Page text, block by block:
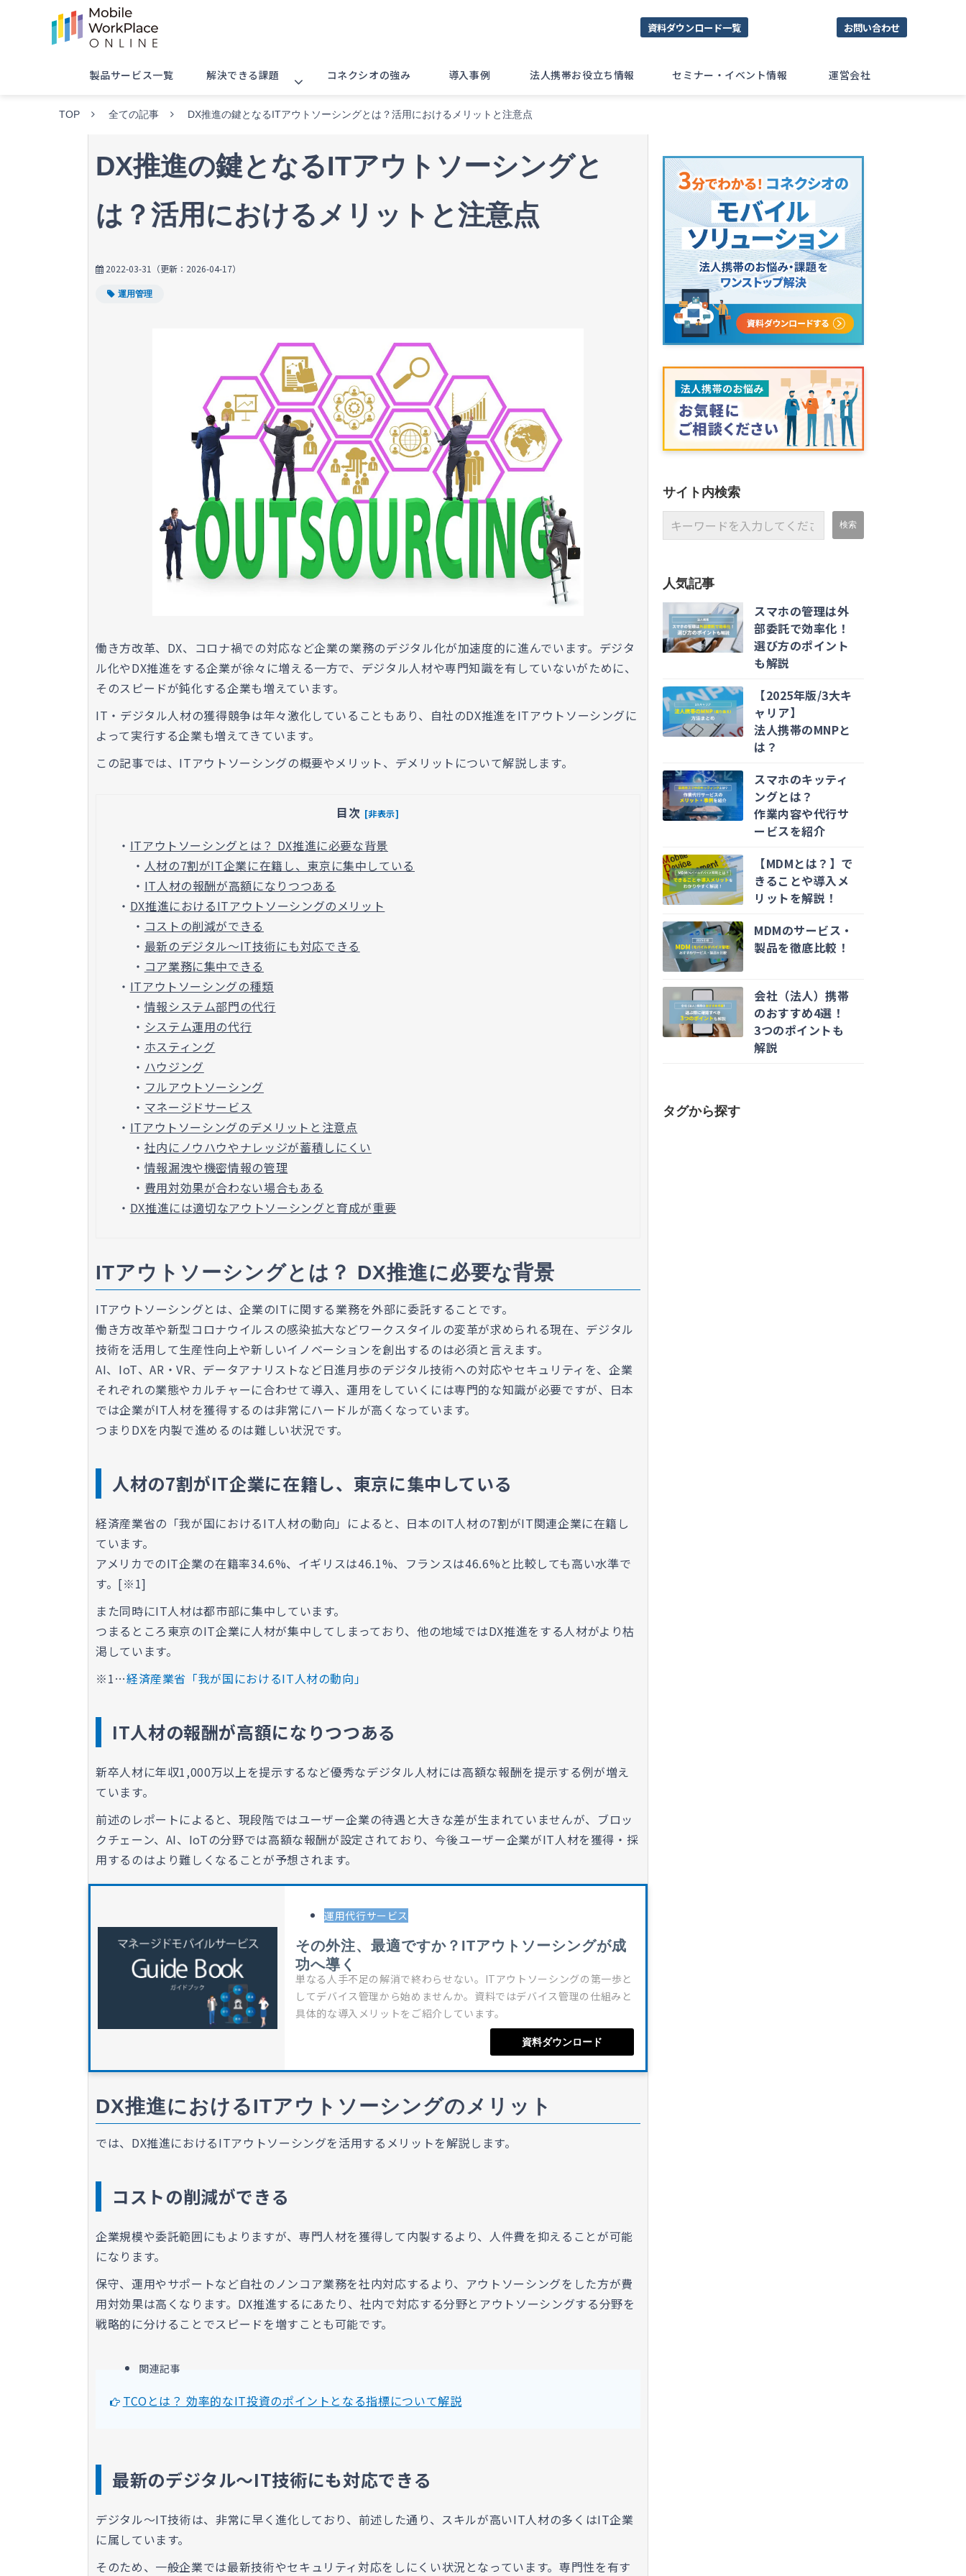
資料ダウンロード一覧 お問い合わせ
製品サービス一覧 解決できる課題 コネクシオの強み 導入事例 法人携帯お役立ち情報 セミナー・イベント情報 運営会社
TOP 全ての記事 DX推進の鍵となるITアウトソーシングとは？活用におけるメリットと注意点
DX推進の鍵となるITアウトソーシングと
は？活用におけるメリットと注意点
2022-03-31 （更新： 2026-04-17）
運用管理
働き方改革、DX、コロナ禍での対応など企業の業務のデジタル化が加速度的に進んでいます。デジタ
ル化やDX推進をする企業が徐々に増える一方で、デジタル人材や専門知識を有していないがために、
そのスピードが鈍化する企業も増えています。
IT・デジタル人材の獲得競争は年々激化していることもあり、自社のDX推進をITアウトソーシングに
よって実行する企業も増えてきています。
この記事では、ITアウトソーシングの概要やメリット、デメリットについて解説します。
目次 [非表示]
・ ITアウトソーシングとは？ DX推進に必要な背景
・ 人材の7割がIT企業に在籍し、東京に集中している
・ IT人材の報酬が高額になりつつある
・ DX推進におけるITアウトソーシングのメリット
・ コストの削減ができる
・ 最新のデジタル〜IT技術にも対応できる
・ コア業務に集中できる
・ ITアウトソーシングの種類
・ 情報システム部門の代行
・ システム運用の代行
・ ホスティング
・ ハウジング
・ フルアウトソーシング
・ マネージドサービス
・ ITアウトソーシングのデメリットと注意点
・ 社内にノウハウやナレッジが蓄積しにくい
・ 情報漏洩や機密情報の管理
・ 費用対効果が合わない場合もある
・ DX推進には適切なアウトソーシングと育成が重要
ITアウトソーシングとは？ DX推進に必要な背景
ITアウトソーシングとは、企業のITに関する業務を外部に委託することです。
働き方改革や新型コロナウイルスの感染拡大などワークスタイルの変革が求められる現在、デジタル
技術を活用して生産性向上や新しいイノベーションを創出するのは必須と言えます。
AI、IoT、AR・VR、データアナリストなど日進月歩のデジタル技術への対応やセキュリティを、企業
それぞれの業態やカルチャーに合わせて導入、運用をしていくには専門的な知識が必要ですが、日本
では企業がIT人材を獲得するのは非常にハードルが高くなっています。
つまりDXを内製で進めるのは難しい状況です。
人材の7割がIT企業に在籍し、東京に集中している
経済産業省の「我が国におけるIT人材の動向」によると、日本のIT人材の7割がIT関連企業に在籍し
ています。
アメリカでのIT企業の在籍率34.6%、イギリスは46.1%、フランスは46.6%と比較しても高い水準で
す。[※1]
また同時にIT人材は都市部に集中しています。
つまるところ東京のIT企業に人材が集中してしまっており、他の地域ではDX推進をする人材がより枯
渇しています。
※1…経済産業省「我が国におけるIT人材の動向」
IT人材の報酬が高額になりつつある
新卒人材に年収1,000万以上を提示するなど優秀なデジタル人材には高額な報酬を提示する例が増え
ています。
前述のレポートによると、現段階ではユーザー企業の待遇と大きな差が生まれていませんが、ブロッ
クチェーン、AI、IoTの分野では高額な報酬が設定されており、今後ユーザー企業がIT人材を獲得・採
用するのはより難しくなることが予想されます。
運用代行サービス
その外注、最適ですか？ITアウトソーシングが成
功へ導く
単なる人手不足の解消で終わらせない。ITアウトソーシングの第一歩と
してデバイス管理から始めませんか。資料ではデバイス管理の仕組みと
具体的な導入メリットをご紹介しています。
資料ダウンロード
DX推進におけるITアウトソーシングのメリット
では、DX推進におけるITアウトソーシングを活用するメリットを解説します。
コストの削減ができる
企業規模や委託範囲にもよりますが、専門人材を獲得して内製するより、人件費を抑えることが可能
になります。
保守、運用やサポートなど自社のノンコア業務を社内対応するより、アウトソーシングをした方が費
用対効果は高くなります。DX推進するにあたり、社内で対応する分野とアウトソーシングする分野を
戦略的に分けることでスピードを増すことも可能です。
関連記事
TCOとは？ 効率的なIT投資のポイントとなる指標について解説
最新のデジタル〜IT技術にも対応できる
デジタル〜IT技術は、非常に早く進化しており、前述した通り、スキルが高いIT人材の多くはIT企業
に属しています。
そのため、一般企業では最新技術やセキュリティ対応をしにくい状況となっています。専門性を有す
サイト内検索
人気記事
スマホの管理は外
部委託で効率化！
選び方のポイント
も解説
【2025年版/3大キ
ャリア】
法人携帯のMNPと
は？
スマホのキッティ
ングとは？
作業内容や代行サ
ービスを紹介
【MDMとは？】で
きることや導入メ
リットを解説！
MDMのサービス・
製品を徹底比較！
会社（法人）携帯
のおすすめ4選！
3つのポイントも
解説
タグから探す